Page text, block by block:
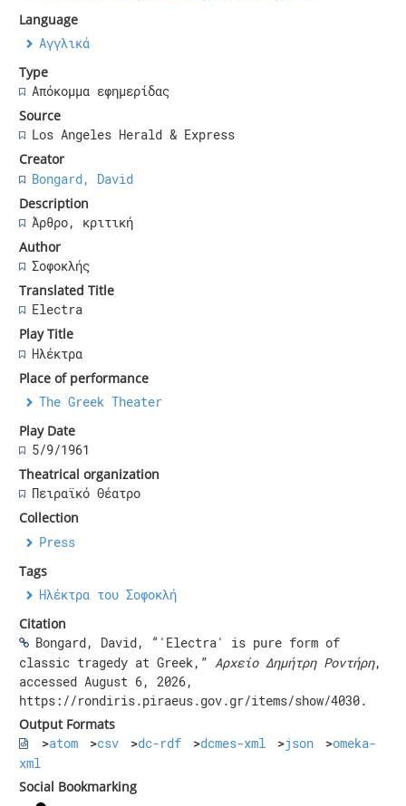
Language
Αγγλικά
Type
Απόκομμα εφημερίδας
Source
Los Angeles Herald & Express
Creator
Bongard, David
Description
Άρθρο, κριτική
Author
Σοφοκλής
Translated Title
Electra
Play Title
Ηλέκτρα
Place of performance
The Greek Theater
Play Date
5/9/1961
Theatrical organization
Πειραϊκό Θέατρο
Collection
Press
Tags
Ηλέκτρα του Σοφοκλή
Citation
Bongard, David, “'Electra' is pure form of
classic tragedy at Greek,” Αρχείο Δημήτρη Ροντήρη,
accessed August 6, 2026,
https://rondiris.piraeus.gov.gr/items/show/4030.
Output Formats
atom
csv dc-rdf dcmes-xml json
omeka-
xml
Social Bookmarking